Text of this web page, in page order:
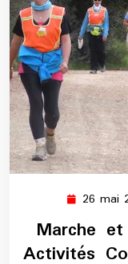
26 mai
Marche
Activités